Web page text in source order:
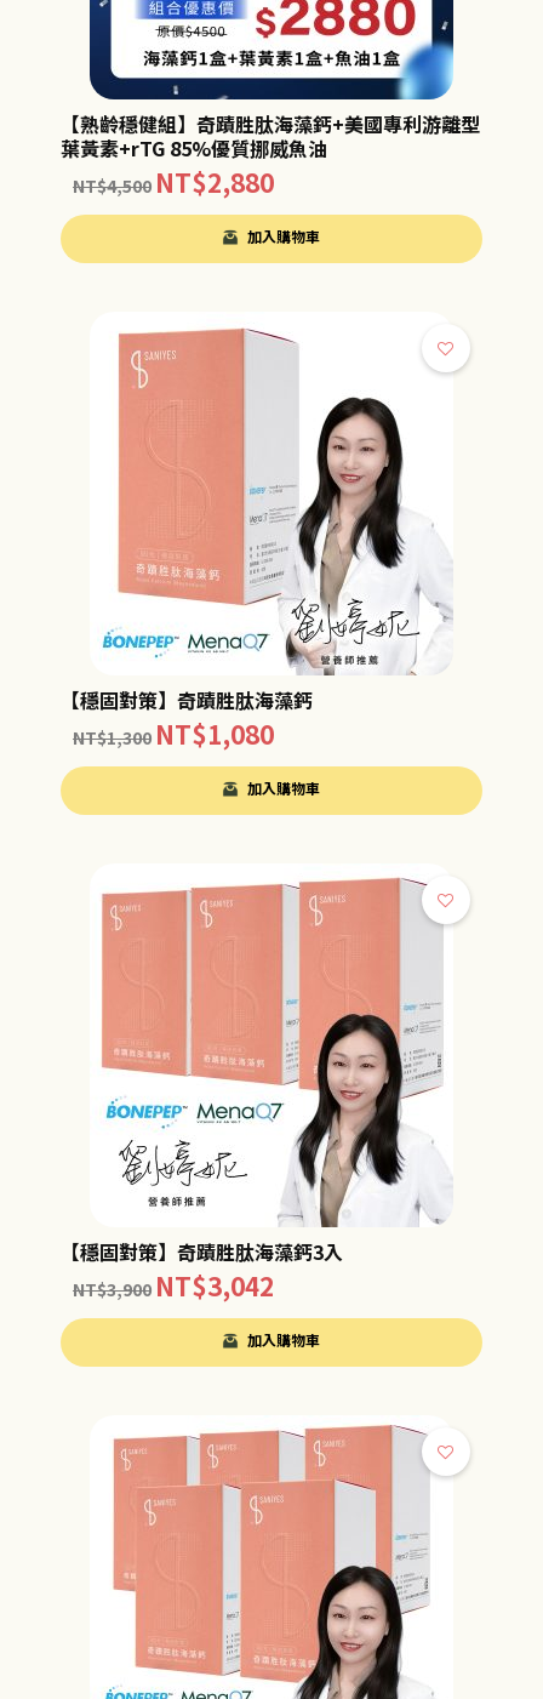
【熟齡穩健組】奇蹟胜肽海藻鈣+美國專利游離型
葉黃素+rTG 85%優質挪威魚油
NT$4,500 NT$2,880
加入購物車
【穩固對策】奇蹟胜肽海藻鈣
NT$1,300 NT$1,080
加入購物車
【穩固對策】奇蹟胜肽海藻鈣3入
NT$3,900 NT$3,042
加入購物車